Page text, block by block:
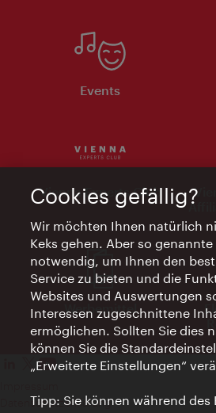
Events
Vienna Experts Club
Werbemittel
Datenschutzerklärung
Cookies gefällig?
Wir möchten Ihnen natürlich
Keks gehen. Aber so genannte
notwendig, um Ihnen den
Service zu bieten und die
Websites und Auswertungen
Interessen zugeschnittene
ermöglichen. Sollten Sie dies
können Sie die
„Erweiterte Einstellungen“
Tipp: Sie können während des